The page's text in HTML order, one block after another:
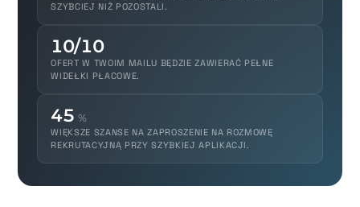
SZYBCIEJ NIŻ POZOSTALI.
10/10
OFERT W TWOIM MAILU BĘDZIE ZAWIERAĆ PEŁNE
WIDEŁKI PŁACOWE.
45 %
WIĘKSZE SZANSE NA ZAPROSZENIE NA ROZMOWĘ
REKRUTACYJNĄ PRZY SZYBKIEJ APLIKACJI.